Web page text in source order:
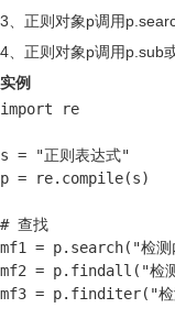
3、正则对象p调用
4、正则对象p调用p.sub
实例
import re
s = "正则表达式"
p = re.compile(s)
# 查找
mf1 = p.search("检测
mf2 = p.findall("检
mf3 = p.finditer("检